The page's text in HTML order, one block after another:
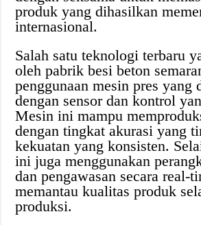
produk yang dihasilkan
internasional.
Salah satu teknologi terbaru
oleh pabrik besi beton
penggunaan mesin pres yang
dengan sensor dan kontrol
Mesin ini mampu
dengan tingkat akurasi yang
kekuatan yang konsisten.
ini juga menggunakan
dan pengawasan secara real-
memantau kualitas produk
produksi.